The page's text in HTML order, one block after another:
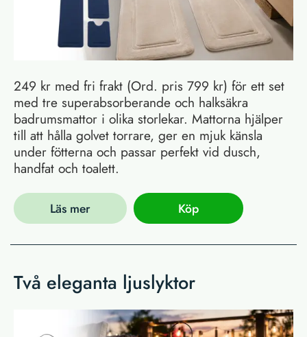
249 kr med fri frakt (Ord. pris 799 kr) för ett set
med tre superabsorberande och halksäkra
badrumsmattor i olika storlekar. Mattorna hjälper
till att hålla golvet torrare, ger en mjuk känsla
under fötterna och passar perfekt vid dusch,
handfat och toalett.
Läs mer Köp
Två eleganta ljuslyktor